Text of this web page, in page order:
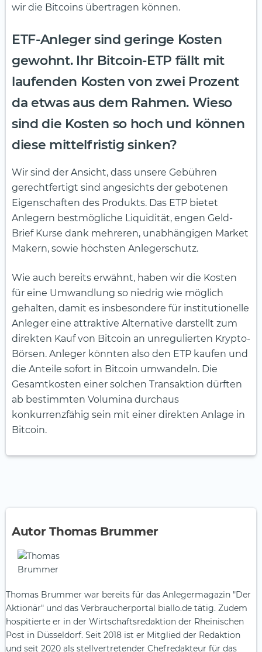
wir die Bitcoins übertragen können.
ETF-Anleger sind geringe Kosten
gewohnt. Ihr Bitcoin-ETP fällt mit
laufenden Kosten von zwei Prozent
da etwas aus dem Rahmen. Wieso
sind die Kosten so hoch und können
diese mittelfristig sinken?
Wir sind der Ansicht, dass unsere Gebühren
gerechtfertigt sind angesichts der gebotenen
Eigenschaften des Produkts. Das ETP bietet
Anlegern bestmögliche Liquidität, engen Geld-
Brief Kurse dank mehreren, unabhängigen Market
Makern, sowie höchsten Anlegerschutz.
Wie auch bereits erwähnt, haben wir die Kosten
für eine Umwandlung so niedrig wie möglich
gehalten, damit es insbesondere für institutionelle
Anleger eine attraktive Alternative darstellt zum
direkten Kauf von Bitcoin an unregulierten Krypto-
Börsen. Anleger könnten also den ETP kaufen und
die Anteile sofort in Bitcoin umwandeln. Die
Gesamtkosten einer solchen Transaktion dürften
ab bestimmten Volumina durchaus
konkurrenzfähig sein mit einer direkten Anlage in
Bitcoin.
Autor Thomas Brummer
Thomas Brummer war bereits für das Anlegermagazin "Der
Aktionär" und das Verbraucherportal biallo.de tätig. Zudem
hospitierte er in der Wirtschaftsredaktion der Rheinischen
Post in Düsseldorf. Seit 2018 ist er Mitglied der Redaktion
und seit 2020 als stellvertretender Chefredakteur für das